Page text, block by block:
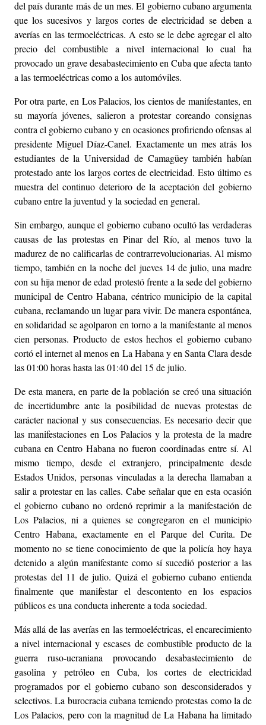
del país durante más de un mes. El gobierno cubano argumenta
que los sucesivos y largos cortes de electricidad se deben a
averías en las termoeléctricas. A esto se le debe agregar el alto
precio del combustible a nivel internacional lo cual ha
provocado un grave desabastecimiento en Cuba que afecta tanto
a las termoeléctricas como a los automóviles.
Por otra parte, en Los Palacios, los cientos de manifestantes, en
su mayoría jóvenes, salieron a protestar coreando consignas
contra el gobierno cubano y en ocasiones profiriendo ofensas al
presidente Miguel Díaz-Canel. Exactamente un mes atrás los
estudiantes de la Universidad de Camagüey también habían
protestado ante los largos cortes de electricidad. Esto último es
muestra del continuo deterioro de la aceptación del gobierno
cubano entre la juventud y la sociedad en general.
Sin embargo, aunque el gobierno cubano ocultó las verdaderas
causas de las protestas en Pinar del Río, al menos tuvo la
madurez de no calificarlas de contrarrevolucionarias. Al mismo
tiempo, también en la noche del jueves 14 de julio, una madre
con su hija menor de edad protestó frente a la sede del gobierno
municipal de Centro Habana, céntrico municipio de la capital
cubana, reclamando un lugar para vivir. De manera espontánea,
en solidaridad se agolparon en torno a la manifestante al menos
cien personas. Producto de estos hechos el gobierno cubano
cortó el internet al menos en La Habana y en Santa Clara desde
las 01:00 horas hasta las 01:40 del 15 de julio.
De esta manera, en parte de la población se creó una situación
de incertidumbre ante la posibilidad de nuevas protestas de
carácter nacional y sus consecuencias. Es necesario decir que
las manifestaciones en Los Palacios y la protesta de la madre
cubana en Centro Habana no fueron coordinadas entre sí. Al
mismo tiempo, desde el extranjero, principalmente desde
Estados Unidos, personas vinculadas a la derecha llamaban a
salir a protestar en las calles. Cabe señalar que en esta ocasión
el gobierno cubano no ordenó reprimir a la manifestación de
Los Palacios, ni a quienes se congregaron en el municipio
Centro Habana, exactamente en el Parque del Curita. De
momento no se tiene conocimiento de que la policía hoy haya
detenido a algún manifestante como sí sucedió posterior a las
protestas del 11 de julio. Quizá el gobierno cubano entienda
finalmente que manifestar el descontento en los espacios
públicos es una conducta inherente a toda sociedad.
Más allá de las averías en las termoeléctricas, el encarecimiento
a nivel internacional y escases de combustible producto de la
guerra ruso-ucraniana provocando desabastecimiento de
gasolina y petróleo en Cuba, los cortes de electricidad
programados por el gobierno cubano son desconsiderados y
selectivos. La burocracia cubana temiendo protestas como la de
Los Palacios, pero con la magnitud de La Habana ha limitado